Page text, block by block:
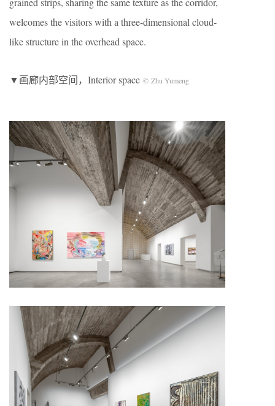
welcomes the visitors with a three-dimensional cloud-
like structure in the overhead space.
▼画廊内部空间，Interior space © Zhu Yumeng